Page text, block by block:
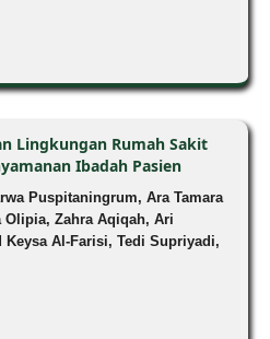
Lingkungan Rumah Sakit
Ibadah Pasien
Puspitaningrum, Ara Tamara
Olipia, Zahra Aqiqah, Ari
Keysa Al-Farisi, Tedi Supriyadi,